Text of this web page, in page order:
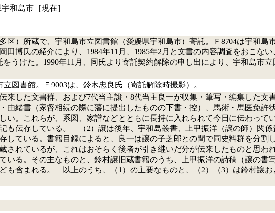
和島市［現在］
区）所蔵で、宇和島市立図書館（愛媛県宇和島市）寄託。Ｆ8704は宇和島
田博氏の紹介により、1984年11月、1985年2月と文書の内容調査をおこな
をうけた。1990年11月、同氏より寄託契約解除の申し出により、宇和島市
図書館。Ｆ9003は、鈴木忠良氏（寄託解除時撮影）。
来した文書群、および7代当主譲・8代当主良一が収集・筆写・編集した
由緒書（家督相続の際に藩に提出したものの下書・控）、馬術・馬医免許
い。これらが、系図、家譜などとともに長持に入れられて今日に伝わって
も伝存している。 （2）譲は後年、宇和島叢書、上甲振洋（譲の師）関
している。書籍目録によると、良一は譲の子芝郎との間で同史料群を分割
されているが、これはおそらく後者が引き継いだ分が伝来したものと思
いる。その主なものと、鈴村譲旧蔵書籍のうち、上甲振洋の詩稿（譲の書
も含まれる。 以上のうち、（1）の主要なものと、（2）（3）は鈴村譲